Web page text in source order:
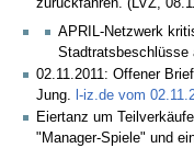
zurückfahren. (LVZ,
APRIL-Netzwerk
Stadtratsbeschlüsse
02.11.2011: Offener
Jung. l-iz.de vom
Eiertanz um
"Manager-Spiele" und